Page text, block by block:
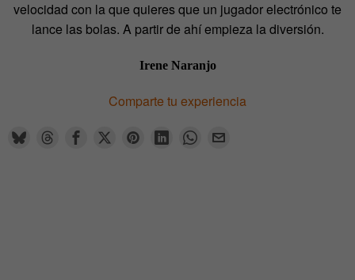
velocidad con la que quieres que un jugador electrónico te
lance las bolas. A partir de ahí empieza la diversión.
Irene Naranjo
Comparte tu experiencia